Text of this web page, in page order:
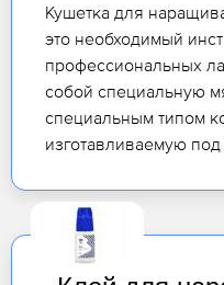
Кушетка для
это необходимый
профессиональных
собой специальную
специальным типом
изготавливаемую